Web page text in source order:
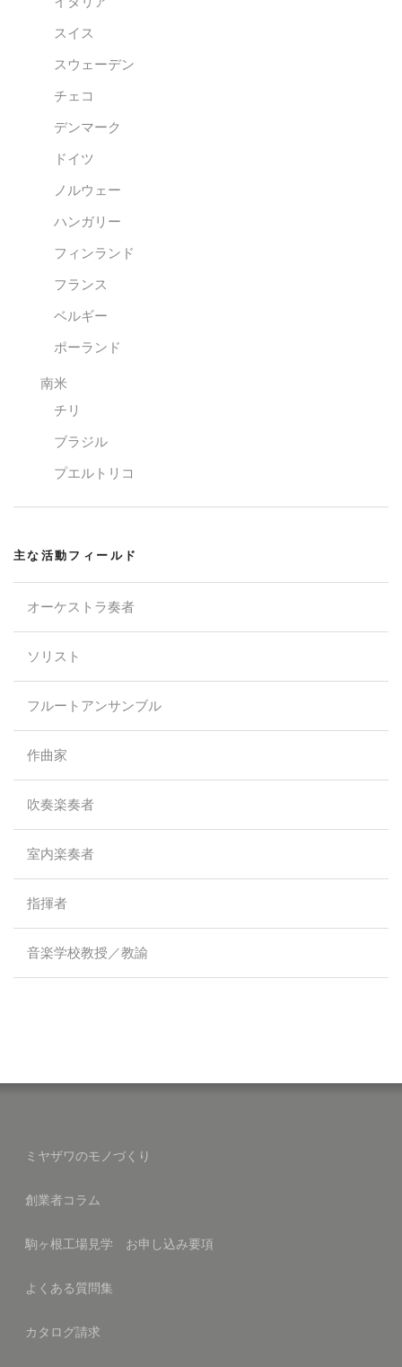
スイス
スウェーデン
チェコ
デンマーク
ドイツ
ノルウェー
ハンガリー
フィンランド
フランス
ベルギー
ポーランド
南米
チリ
ブラジル
プエルトリコ
主な活動フィールド
オーケストラ奏者
ソリスト
フルートアンサンブル
作曲家
吹奏楽奏者
室内楽奏者
指揮者
音楽学校教授／教諭
ミヤザワのモノづくり
創業者コラム
駒ヶ根工場見学 お申し込み要項
よくある質問集
カタログ請求